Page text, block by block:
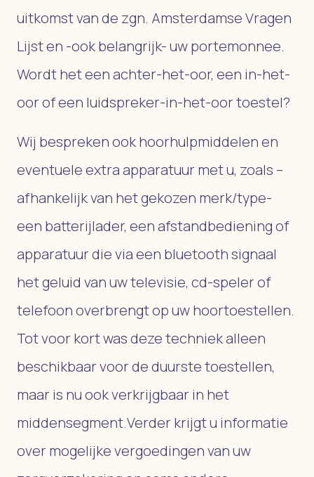
uitkomst van de zgn. Amsterdamse Vragen
Lijst en -ook belangrijk- uw portemonnee.
Wordt het een achter-het-oor, een in-het-
oor of een luidspreker-in-het-oor toestel?
Wij bespreken ook hoorhulpmiddelen en
eventuele extra apparatuur met u, zoals –
afhankelijk van het gekozen merk/type-
een batterijlader, een afstandbediening of
apparatuur die via een bluetooth signaal
het geluid van uw televisie, cd-speler of
telefoon overbrengt op uw hoortoestellen.
Tot voor kort was deze techniek alleen
beschikbaar voor de duurste toestellen,
maar is nu ook verkrijgbaar in het
middensegment.Verder krijgt u informatie
over mogelijke vergoedingen van uw